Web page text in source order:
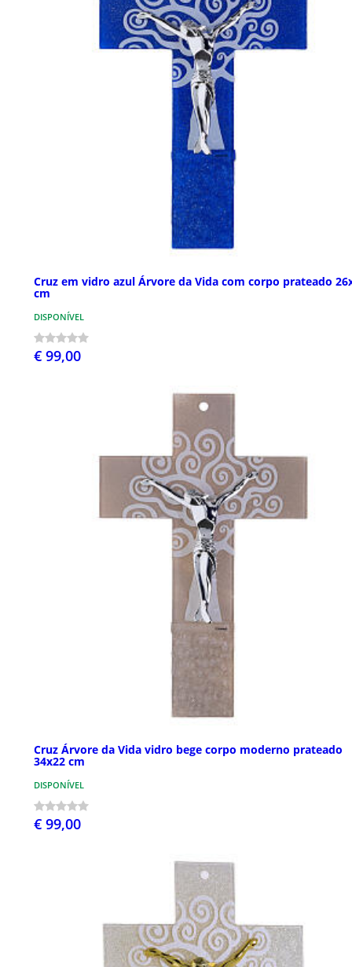
Cruz em vidro azul Árvore da Vida com corpo prateado
cm
DISPONÍVEL
€ 99,00
Cruz Árvore da Vida vidro bege corpo moderno prateado
34x22 cm
DISPONÍVEL
€ 99,00